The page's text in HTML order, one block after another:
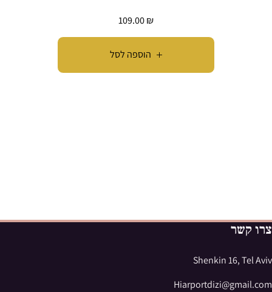
הוספה לסל
109.00₪
צרו קשר
Shenkin 16, Tel Aviv
Hiarportdizi@gmail.com